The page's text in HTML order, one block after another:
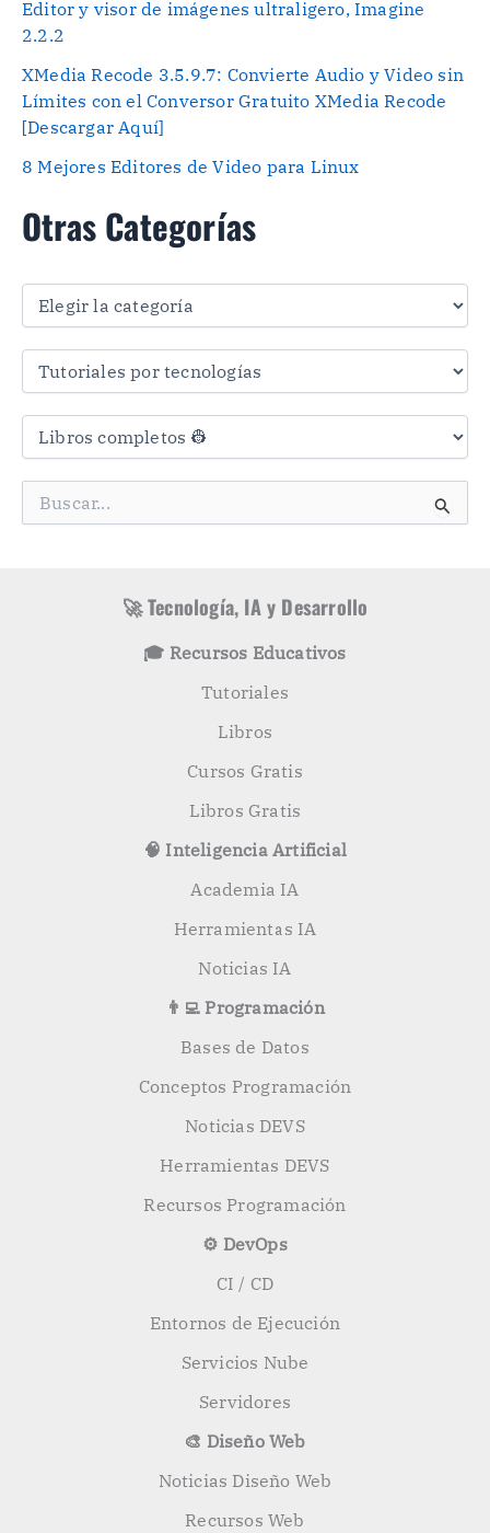
Editor y visor de imágenes ultraligero, Imagine
2.2.2
XMedia Recode 3.5.9.7: Convierte Audio y Video sin
Límites con el Conversor Gratuito XMedia Recode
[Descargar Aquí]
8 Mejores Editores de Video para Linux
Otras Categorías
O
a
a
🚀 Tecnología, IA y Desarrollo
🎓 Recursos Educativos
Tutoriales
Libros
Cursos Gratis
Libros Gratis
🧠 Inteligencia Artificial
Academia IA
Herramientas IA
Noticias IA
👨‍💻 Programación
Bases de Datos
Conceptos Programación
Noticias DEVS
Herramientas DEVS
Recursos Programación
⚙️ DevOps
CI / CD
Entornos de Ejecución
Servicios Nube
Servidores
🎨 Diseño Web
Noticias Diseño Web
Recursos Web